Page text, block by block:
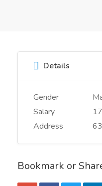
Details
Gender
Salary
Address
Bookmark or